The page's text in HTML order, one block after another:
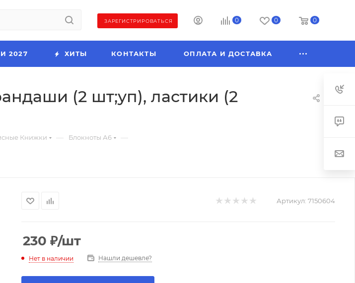
ЗАРЕГИСТРИРОВАТЬСЯ 0 0 0
2027 ХИТЫ КОНТАКТЫ ОПЛАТА И ДОСТАВКА
(2 шт;уп), ластики (2
Книжки — Блокноты А6 —
Артикул: 7150604
230 ₽/шт
Нет в наличии Нашли дешевле?